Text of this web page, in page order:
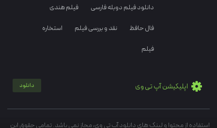
دانلود فیلم دوبله فارسی فیلم هندی
فال حافظ نقد و بررسی فیلم استخاره
فیلم
اپلیکیشن آپ تی وی دانلود
استفاده از محتوا و لینک های دانلود آپ تی وی، مجاز نمی باشد. تمامی حقوق این